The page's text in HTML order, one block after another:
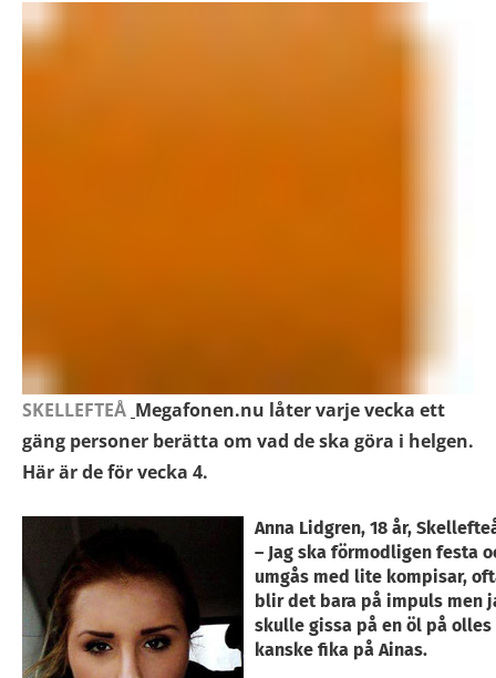
SKELLEFTEÅ Megafonen.nu låter varje vecka ett
gäng personer berätta om vad de ska göra i helgen.
Här är de för vecka 4.
Anna Lidgren, 18 år,
– Jag ska förmodligen festa
umgås med lite kompisar,
blir det bara på impuls men
skulle gissa på en öl på olles
kanske fika på Ainas.